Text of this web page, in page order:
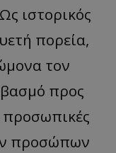
ιστορικός
πορεία,
τον
προς
προσωπικές
προσώπων